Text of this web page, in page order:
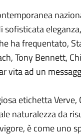
ha frequentato,
Tony Bennett,
vita ad un
etichetta
naturalezza da
è come uno